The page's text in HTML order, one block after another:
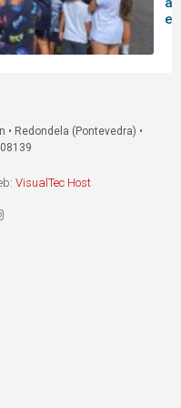
• Redondela (Pontevedra) •
VisualTec Host